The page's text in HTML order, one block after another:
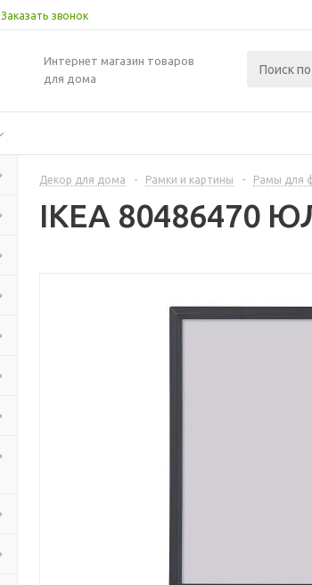
Заказать звонок
Интернет магазин товаров
для дома
Декор для дома - Рамки и картины - Рамы для
IKEA 80486470